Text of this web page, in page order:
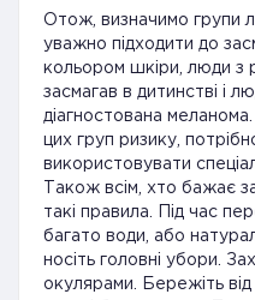
Отож, визначимо групи
уважно підходити до
кольором шкіри, люди з
засмагав в дитинстві і
діагностована
цих груп ризику,
використовувати
Також всім, хто бажає
такі правила. Під час
багато води, або
носіть головні убори.
окулярами. Бережіть від